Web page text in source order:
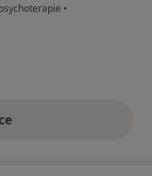
•
uvedené názory